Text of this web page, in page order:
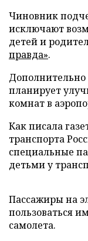
Чиновник
исключают
детей и
правда».
планирует
комнат в
Как писала
транспорта
специальные
детьми у
Пассажиры на
пользоваться
самолета.